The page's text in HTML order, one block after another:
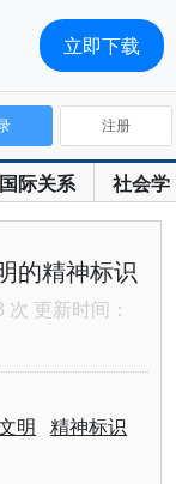
国际关系 社会学
注册
的精神标识
更新时间：
明 精神标识
立即下载